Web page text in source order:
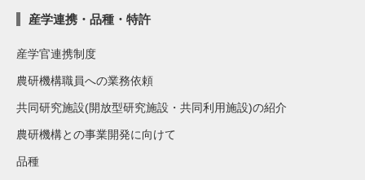
産学連携・品種・特許
産学官連携制度
農研機構職員への業務依頼
共同研究施設(開放型研究施設・共同利用施設)の紹介
農研機構との事業開発に向けて
品種